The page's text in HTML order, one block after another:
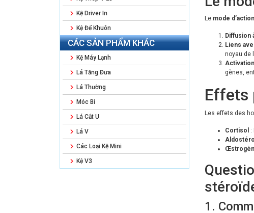
Kệ Driver In
Kệ Để Khuôn
CÁC SẢN PHẨM KHÁC
Kệ Máy Lạnh
Lá Tăng Đưa
Lá Thường
Móc Bi
Lá Cắt U
Lá V
Các Loại Kệ Mini
Kệ V3
Le mode
Diffusion
Liens
noyau de
gènes,
Effets
Les effets des
Cortisol :
1.